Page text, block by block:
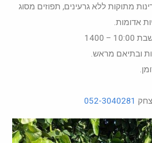
מתוקות ללא גרעינים, תפוזים מסוג
אדומות.
1400
ובתיאם מראש.
052-3040281